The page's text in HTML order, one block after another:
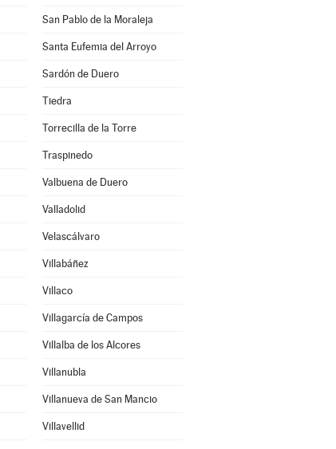
San Pablo de la Moraleja
Santa Eufemia del Arroyo
Sardón de Duero
Tiedra
Torrecilla de la Torre
Traspinedo
Valbuena de Duero
Valladolid
Velascálvaro
Villabáñez
Villaco
Villagarcía de Campos
Villalba de los Alcores
Villanubla
Villanueva de San Mancio
Villavellid